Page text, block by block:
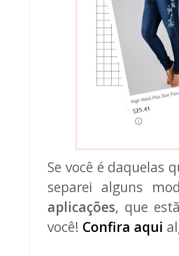
Se você é daquelas
separei alguns
aplicações, que
você! Confira aqui